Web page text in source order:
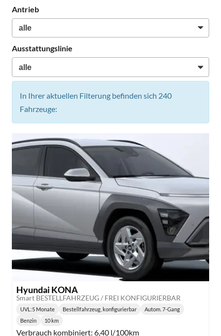
Antrieb
Ausstattungslinie
In Ihrer aktuellen Filterung befinden sich 240
Fahrzeuge:
Hyundai KONA
Smart BESTELLFAHRZEUG / FREI KONFIGURIERBAR
Lieferzeit:
UVL :5 Monate Bestellfahrzeug, konfigurierbar
Getriebe:
Autom. 7-Gang
Kraftstoff:
Benzin
Kilometerstand:
10 km
Verbrauch kombiniert: 6,40 l/100km